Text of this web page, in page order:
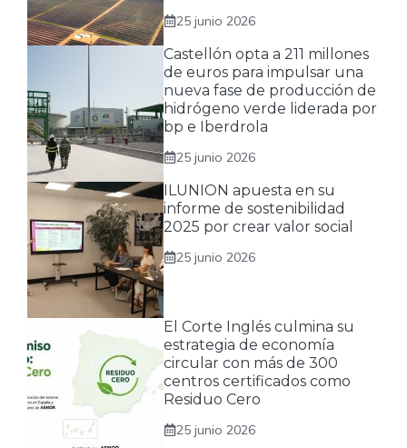
25 junio 2026
Castellón opta a 211 millones
de euros para impulsar una
nueva fase de producción de
hidrógeno verde liderada por
bp e Iberdrola
25 junio 2026
ILUNION apuesta en su
informe de sostenibilidad
2025 por crear valor social
25 junio 2026
El Corte Inglés culmina su
estrategia de economía
circular con más de 300
centros certificados como
Residuo Cero
25 junio 2026